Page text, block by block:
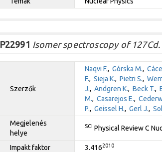
P22991 Isomer spectroscopy of 127Cd.
Szerzők
Naqvi F., Górska M.,
F., Sieja K., Pietri S.,
J., Andgren K., Beck T.,
M., Casarejos E.,
P., Geissel H., Gerl J.,
Megjelenés
helye
SCI Physical Review C
Impakt faktor 3.4162010